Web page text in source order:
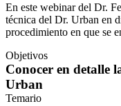
En este webinar del Dr.
técnica del Dr. Urban en
procedimiento en que se
Objetivos
Conocer en detalle
Urban
Temario